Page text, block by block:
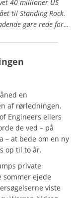
40 millioner US
til Standing Rock.
gøre rede for…
en
af rørledningen.
Engineers ellers
de ved – på
– at bede om en ny
op til to år.
private
sommer ejede
viste